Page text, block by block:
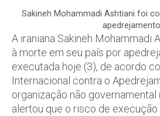
Sakineh Mohammadi Ashtiani foi
apedrejamento
A iraniana Sakineh Mohammadi
à morte em seu país por
executada hoje (3), de acordo
Internacional contra o
organização não governamental
alertou que o risco de